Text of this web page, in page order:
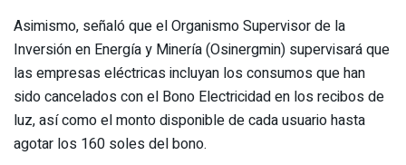
Asimismo, señaló que el Organismo Supervisor de la
Inversión en Energía y Minería (Osinergmin) supervisará que
las empresas eléctricas incluyan los consumos que han
sido cancelados con el Bono Electricidad en los recibos de
luz, así como el monto disponible de cada usuario hasta
agotar los 160 soles del bono.